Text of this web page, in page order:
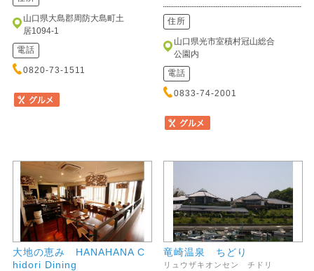
山口県大島郡周防大島町土
居1094-1
電話
0820-73-1511
住所
山口県光市室積村冠山総合
公園内
電話
0833-74-2001
大地の恵み HANAHANA C
hidori Dining
竜崎温泉 ちどり
リュウザキオンセン チドリ